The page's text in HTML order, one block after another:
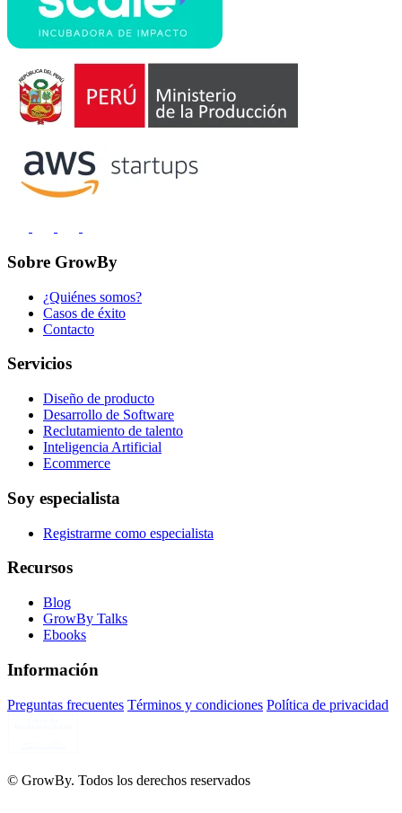
Sobre GrowBy
¿Quiénes somos?
Casos de éxito
Contacto
Servicios
Diseño de producto
Desarrollo de Software
Reclutamiento de talento
Inteligencia Artificial
Ecommerce
Soy especialista
Registrarme como especialista
Recursos
Blog
GrowBy Talks
Ebooks
Información
Preguntas frecuentes Términos y condiciones Política de privacidad
© GrowBy. Todos los derechos reservados